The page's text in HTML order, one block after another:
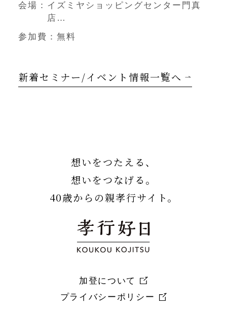
会場
イズミヤショッピングセンター門真
店
大阪府門真市新橋町3-1-101
参加費 無料
新着セミナー/イベント情報一覧へ
想いをつたえる、
想いをつなげる。
40歳からの親孝行サイト。
加登について
プライバシーポリシー